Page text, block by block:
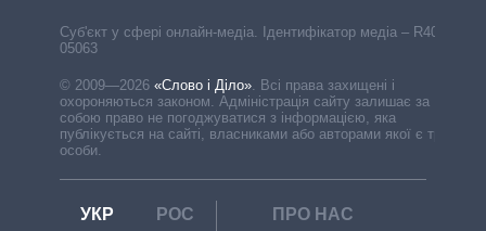
Cуб'єкт у сфері онлайн-медіа. Ідентифікатор медіа – R40-
05063
© 2009—2026 «Слово і Діло» Всі права захищені і
охороняються законом. Адміністрація сайту залишає за
собою право не погоджуватися з інформацією, яка
публікується на сайті, власниками або авторами якої є треті
особи.
УКР РОС
ПРО НАС